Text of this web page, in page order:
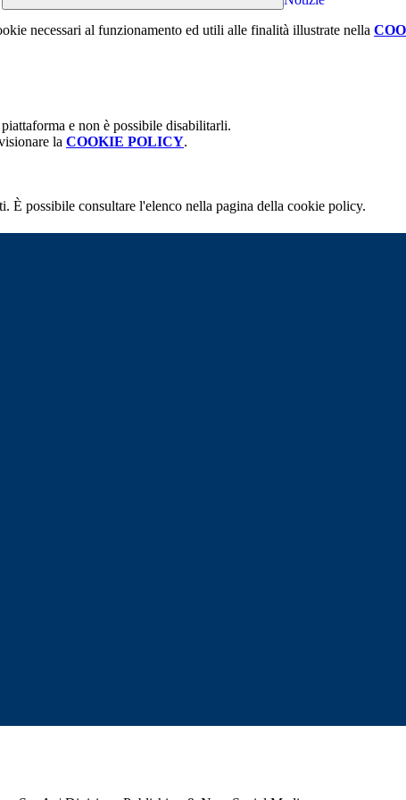
necessari al funzionamento ed utili alle finalità illustrate nella
e non è possibile disabilitarli.
la COOKIE POLICY.
È possibile consultare l'elenco nella pagina della cookie policy.